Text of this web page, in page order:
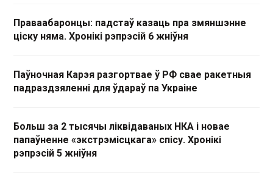
Праваабаронцы: падстаў казаць пра змяншэнне
ціску няма. Хронікі рэпрэсій 6 жніўня
Паўночная Карэя разгортвае ў РФ свае ракетныя
падраздзяленні для ўдараў па Украіне
Больш за 2 тысячы ліквідаваных НКА і новае
папаўненне «экстрэмісцкага» спісу. Хронікі
рэпрэсій 5 жніўня